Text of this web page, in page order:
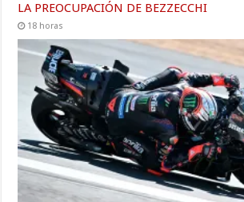
LA PREOCUPACIÓN DE BEZZECCHI
18 horas